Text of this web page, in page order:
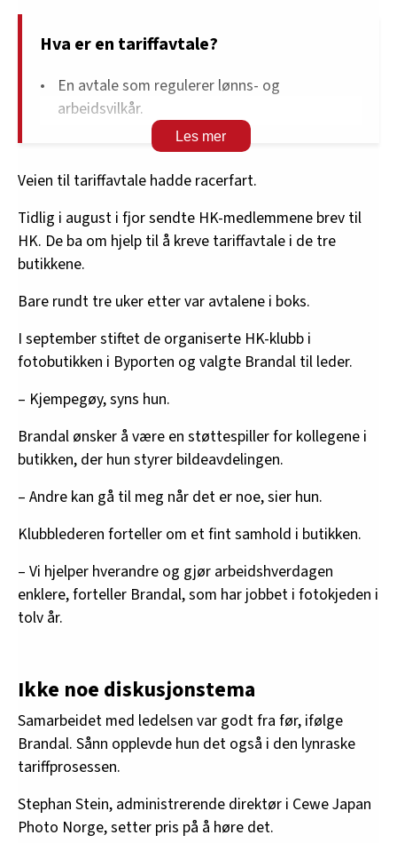
Hva er en tariffavtale?
En avtale som regulerer lønns- og
arbeidsvilkår.
Avtalen gir ansatte rett til medbestemmelse
og informasjon om viktige prosesser på
arbeidsplassen
Det finnes ulike tariffavtaler for ulike bransjer.
Den er inngått mellom en
arbeidstakerorganisasjon og en arbeids­
Må undertegnes av arbeidsgiver om den skal
gjelde på arbeidsplassen.
Veien til tariffavtale hadde racerfart.
Tidlig i august i fjor sendte HK-medlemmene brev til
HK. De ba om hjelp til å kreve tariffavtale i de tre
butikkene.
Bare rundt tre uker etter var avtalene i boks.
I september stiftet de organiserte HK-klubb i
fotobutikken i Byporten og valgte Brandal til leder.
– Kjempegøy, syns hun.
Brandal ønsker å være en støttespiller for kollegene i
butikken, der hun styrer bildeavdelingen.
– Andre kan gå til meg når det er noe, sier hun.
Klubblederen forteller om et fint samhold i butikken.
– Vi hjelper hverandre og gjør arbeidshverdagen
enklere, forteller Brandal, som har jobbet i fotokjeden i
tolv år.
Ikke noe diskusjonstema
Samarbeidet med ledelsen var godt fra før, ifølge
Brandal. Sånn opplevde hun det også i den lynraske
tariffprosessen.
Stephan Stein, administrerende direktør i Cewe Japan
Photo Norge, setter pris på å høre det.